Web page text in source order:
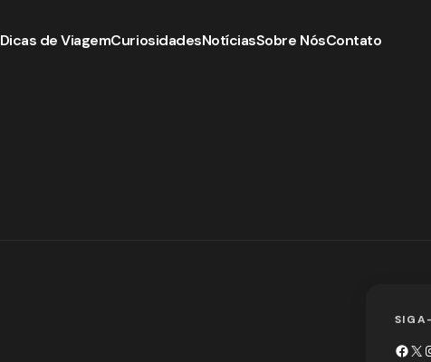
Dicas de ViagemCuriosidadesNotíciasSobre NósContato